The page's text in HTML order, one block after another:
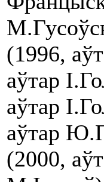
(1996,
аўтар
аўтар
аўтар
(2000,